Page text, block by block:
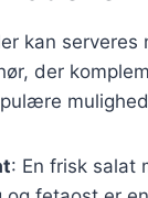
kan serveres
der
: En frisk salat